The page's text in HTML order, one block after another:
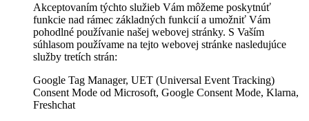
Akceptovaním týchto služieb Vám môžeme poskytnúť
funkcie nad rámec základných funkcií a umožniť Vám
pohodlné používanie našej webovej stránky. S Vaším
súhlasom používame na tejto webovej stránke nasledujúce
služby tretích strán:
Google Tag Manager, UET (Universal Event Tracking)
Consent Mode od Microsoft, Google Consent Mode, Klarna,
Freshchat